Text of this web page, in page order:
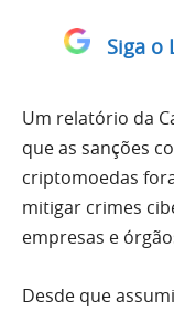
Siga o
Um relatório da
que as sanções
criptomoedas
mitigar crimes
empresas e
Desde que